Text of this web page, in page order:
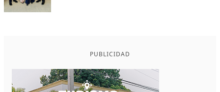
PUBLICIDAD